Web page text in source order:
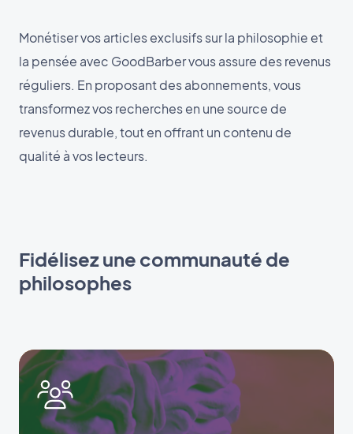
Monétiser vos articles exclusifs sur la philosophie et
la pensée avec GoodBarber vous assure des revenus
réguliers. En proposant des abonnements, vous
transformez vos recherches en une source de
revenus durable, tout en offrant un contenu de
qualité à vos lecteurs.
Fidélisez une communauté de
philosophes